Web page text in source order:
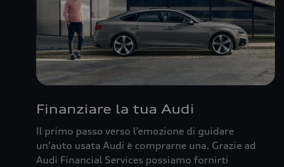
Finanziare la tua Audi
Il primo passo verso l’emozione di guidare
un’auto usata Audi è comprarne una. Grazie ad
Audi Financial Services possiamo fornirti